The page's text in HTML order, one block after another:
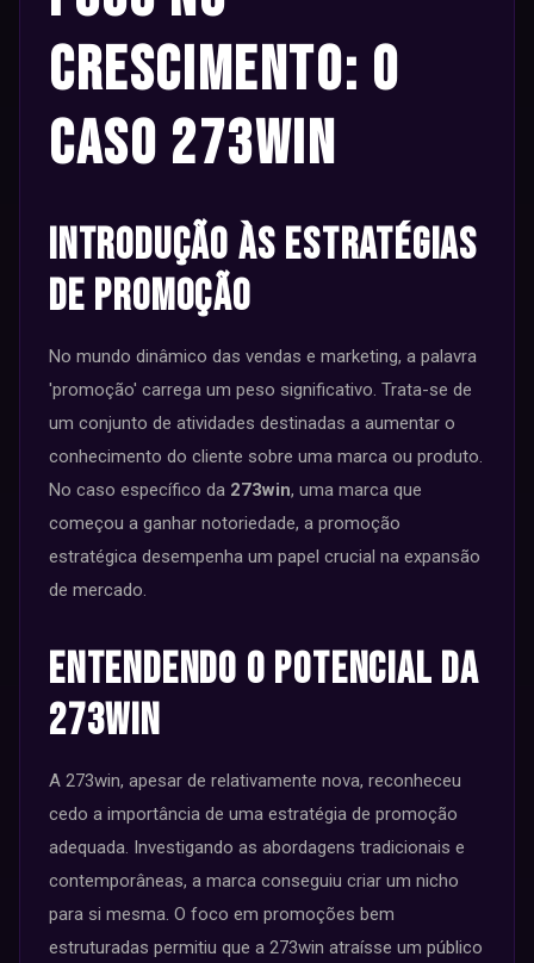
Crescimento: O
Caso 273win
Introdução às Estratégias
de Promoção
No mundo dinâmico das vendas e marketing, a palavra
'promoção' carrega um peso significativo. Trata-se de
um conjunto de atividades destinadas a aumentar o
conhecimento do cliente sobre uma marca ou produto.
No caso específico da 273win, uma marca que
começou a ganhar notoriedade, a promoção
estratégica desempenha um papel crucial na expansão
de mercado.
Entendendo o Potencial da
273win
A 273win, apesar de relativamente nova, reconheceu
cedo a importância de uma estratégia de promoção
adequada. Investigando as abordagens tradicionais e
contemporâneas, a marca conseguiu criar um nicho
para si mesma. O foco em promoções bem
estruturadas permitiu que a 273win atraísse um público